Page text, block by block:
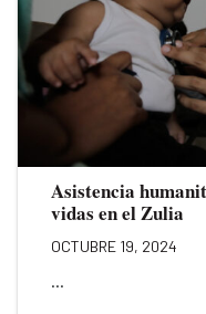
Asistencia
vidas en el Zulia
OCTUBRE 19, 2024
...